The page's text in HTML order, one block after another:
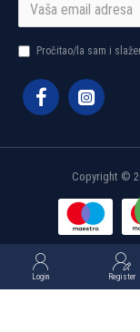
Pročitao/la sam i
Copyright ©
Login Register